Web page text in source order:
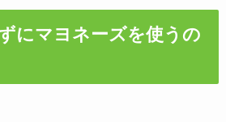
にマヨネーズを使うの